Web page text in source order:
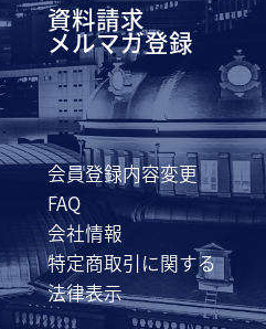
資料請求
メルマガ登録
会員登録内容変更
FAQ
会社情報
特定商取引に関する
法律表示